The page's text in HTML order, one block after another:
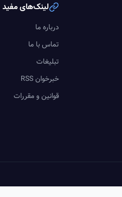
لینک‌های مفید
درباره ما
تماس با ما
تبلیغات
خبرخوان RSS
قوانین و مقررات